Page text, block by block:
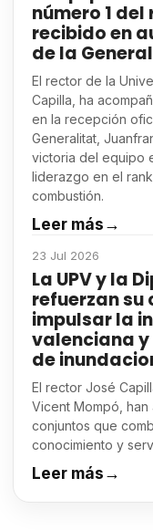
número 1
recibido en
de la
El rector de la
Capilla, ha
en la recepción
Generalitat,
victoria del equipo
liderazgo en el
combustión.
Leer más→
23 Jul 2026
La UPV y la
refuerzan
impulsar la
valenciana y
de
El rector José
Vicent Mompó,
conjuntos que
conocimiento y
Leer más→